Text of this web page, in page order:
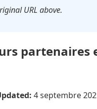
URL above.
4 septembre